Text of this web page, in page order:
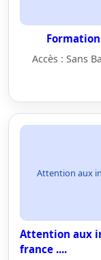
Accès : Sans
Attention aux
Attention aux
france ....